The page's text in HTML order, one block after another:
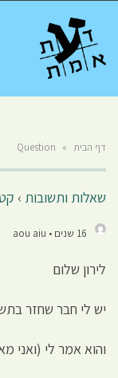
דף הבית »
Question
שאלות ותשובות ›
16 שנים • aou aiu
לירון שלום
יש לי חבר שחזר
והוא אמר לי (ואני